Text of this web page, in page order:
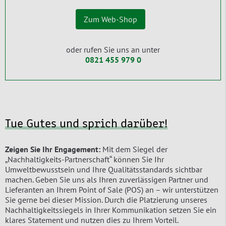
Zum Web-Shop
oder rufen Sie uns an unter
0821 455 979 0
Tue Gutes und sprich darüber!
Zeigen Sie Ihr Engagement: Mit dem Siegel der
„Nachhaltigkeits-Partnerschaft“ können Sie Ihr
Umweltbewusstsein und Ihre Qualitätsstandards sichtbar
machen. Geben Sie uns als Ihren zuverlässigen Partner und
Lieferanten an Ihrem Point of Sale (POS) an – wir unterstützen
Sie gerne bei dieser Mission. Durch die Platzierung unseres
Nachhaltigkeitssiegels in Ihrer Kommunikation setzen Sie ein
klares Statement und nutzen dies zu Ihrem Vorteil.